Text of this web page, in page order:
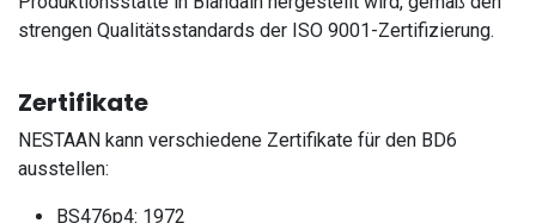
strengen Qualitätsstandards der ISO 9001-Zertifizierung.
Zertifikate
NESTAAN kann verschiedene Zertifikate für den BD6
ausstellen:
BS476p4: 1972